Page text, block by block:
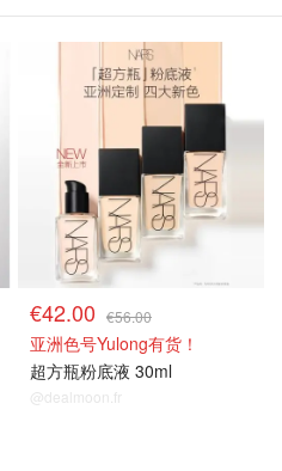
€42.00 €56.00
亚洲色号Yulong有货！
超方瓶粉底液 30ml
@dealmoon.fr